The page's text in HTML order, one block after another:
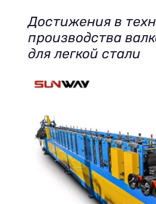
Достижения в
производства
для легкой стали